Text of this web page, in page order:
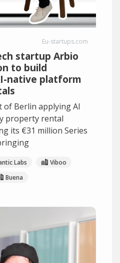
Eu-startups.com
startup Arbio
to build
native platform
Berlin applying AI
property rental
its €31 million Series
Labs
Viboo
Buena